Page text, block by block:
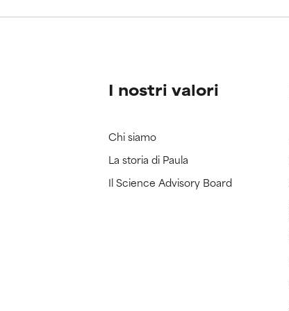
I nostri valori
Chi siamo
La storia di Paula
Il Science Advisory Board